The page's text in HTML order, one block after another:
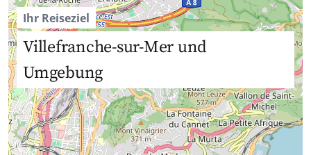
Ihr Reiseziel
Villefranche-sur-Mer und
Umgebung